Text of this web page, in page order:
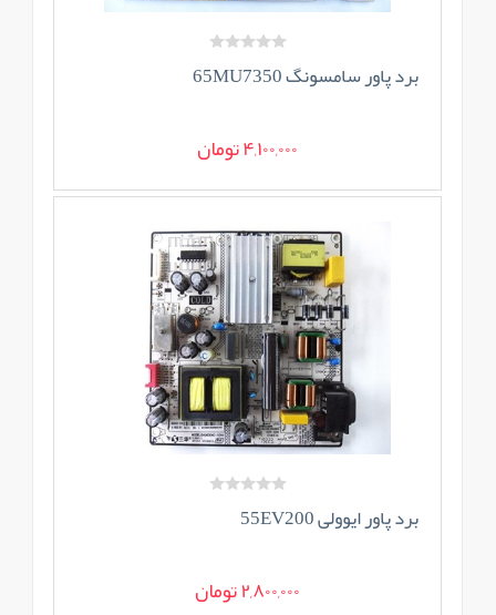
برد پاور سامسونگ 65MU7350
4,100,000 تومان
برد پاور ایوولی 55EV200
2,800,000 تومان